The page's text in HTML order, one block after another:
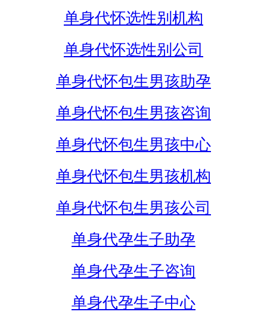
单身代怀选性别机构
单身代怀选性别公司
单身代怀包生男孩助孕
单身代怀包生男孩咨询
单身代怀包生男孩中心
单身代怀包生男孩机构
单身代怀包生男孩公司
单身代孕生子助孕
单身代孕生子咨询
单身代孕生子中心